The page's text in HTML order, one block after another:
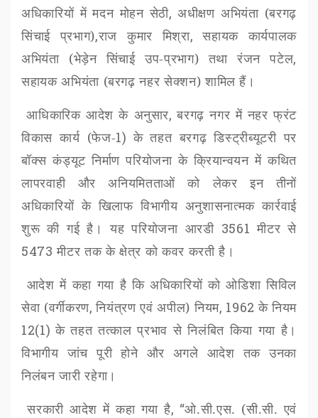
अधिकारियों में मदन मोहन सेठी,अधीक्षण अभियंता (बरगढ़
सिंचाई प्रभाग),राज कुमार मिश्रा,सहायक कार्यपालक
अभियंता (भेड़ेन सिंचाई उप-प्रभाग) तथा रंजन पटेल,
सहायक अभियंता (बरगढ़ नहर सेक्शन) शामिल हैं।
आधिकारिक आदेश के अनुसार,बरगढ़ नगर में नहर फ्रंट
विकास कार्य (फेज-1)के तहत बरगढ़ डिस्ट्रीब्यूटरी पर
बॉक्स कंड्यूट निर्माण परियोजना के क्रियान्वयन में कथित
लापरवाही और अनियमितताओं को लेकर इन तीनों
अधिकारियों के खिलाफ विभागीय अनुशासनात्मक कार्रवाई
शुरू की गई है। यह परियोजना आरडी 3561 मीटर से
5473 मीटर तक के क्षेत्र को कवर करती है।
आदेश में कहा गया है कि अधिकारियों को ओडिशा सिविल
सेवा (वर्गीकरण,नियंत्रण एवं अपील) नियम, 1962के नियम
12(1)के तहत तत्काल प्रभाव से निलंबित किया गया है।
विभागीय जांच पूरी होने और अगले आदेश तक उनका
निलंबन जारी रहेगा।
सरकारी आदेश में कहा गया है, “ओ.सी.एस. (सी.सी. एवं